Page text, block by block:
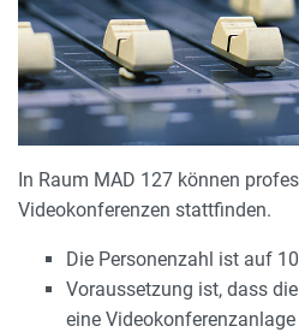
In Raum MAD 127 können
Videokonferenzen stattfinden.
Die Personenzahl ist auf
Voraussetzung ist, dass
eine